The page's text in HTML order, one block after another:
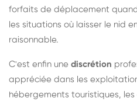
forfaits de déplacement
les situations où laisser le nid
raisonnable.
C'est enfin une discrétion
appréciée dans les
hébergements touristiques,